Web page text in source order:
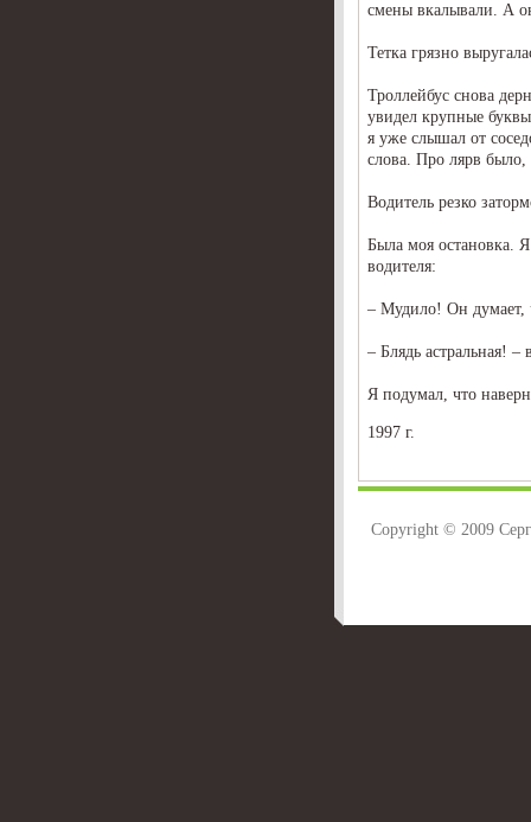
смены вкалывали. А
Тетка грязно
Троллейбус снова
увидел крупные
я уже слышал от
слова. Про лярв было,
Водитель резко
Была моя остановка.
водителя:
– Мудило! Он думает,
– Блядь астральная! –
Я подумал, что
1997 г.
Copyright © 2009